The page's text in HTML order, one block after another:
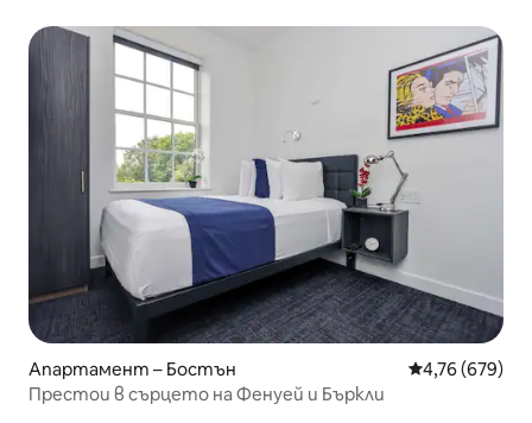
Апартамент – Бостън Средна
4,76 (679)
Престои в сърцето на Фенуей и Бъркли